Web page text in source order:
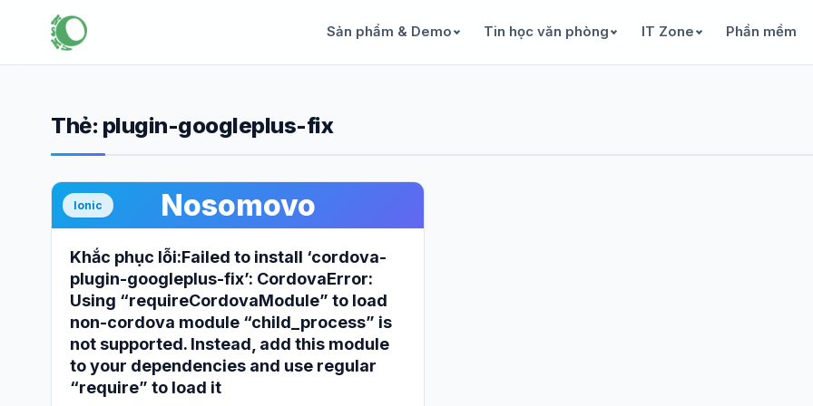
Sản phẩm & Demo Tin học văn phòng IT Zone Phần mềm
Thẻ: plugin-googleplus-fix
Nosomovo
Ionic
Khắc phục lỗi:Failed to install ‘cordova-
plugin-googleplus-fix’: CordovaError:
Using “requireCordovaModule” to load
non-cordova module “child_process” is
not supported. Instead, add this module
to your dependencies and use regular
“require” to load it